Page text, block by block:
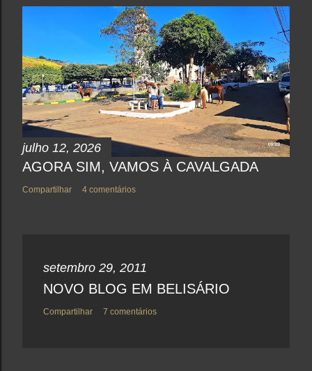
u
e
n
t
á
r
i
o
julho 12, 2026
AGORA SIM, VAMOS À CAVALGADA
Compartilhar 4 comentários
setembro 29, 2011
NOVO BLOG EM BELISÁRIO
Compartilhar 7 comentários